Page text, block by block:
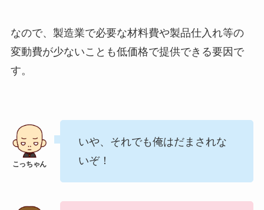
なので、製造業で必要な材料費や製品仕入れ等の
変動費が少ないことも低価格で提供できる要因で
す。
いや、それでも俺はだまされな
いぞ！